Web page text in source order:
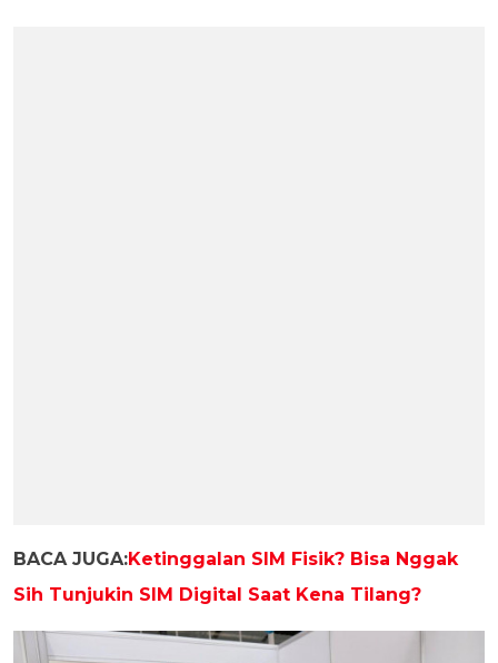
BACA JUGA:Ketinggalan SIM Fisik? Bisa Nggak
Sih Tunjukin SIM Digital Saat Kena Tilang?